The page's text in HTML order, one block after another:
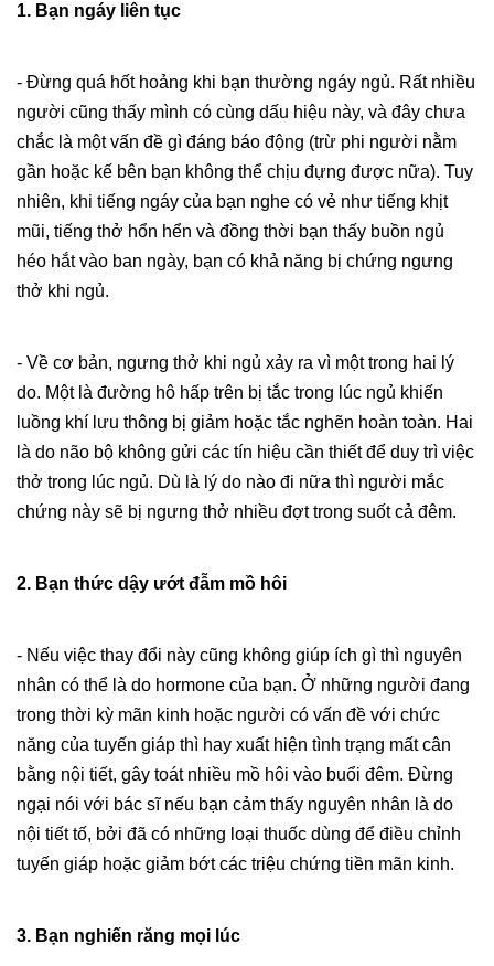
1. Bạn ngáy liên tục
- Đừng quá hốt hoảng khi bạn thường ngáy ngủ. Rất nhiều
người cũng thấy mình có cùng dấu hiệu này, và đây chưa
chắc là một vấn đề gì đáng báo động (trừ phi người nằm
gần hoặc kế bên bạn không thể chịu đựng được nữa). Tuy
nhiên, khi tiếng ngáy của bạn nghe có vẻ như tiếng khịt
mũi, tiếng thở hổn hển và đồng thời bạn thấy buồn ngủ
héo hắt vào ban ngày, bạn có khả năng bị chứng ngưng
thở khi ngủ.
- Về cơ bản, ngưng thở khi ngủ xảy ra vì một trong hai lý
do. Một là đường hô hấp trên bị tắc trong lúc ngủ khiến
luồng khí lưu thông bị giảm hoặc tắc nghẽn hoàn toàn. Hai
là do não bộ không gửi các tín hiệu cần thiết để duy trì việc
thở trong lúc ngủ. Dù là lý do nào đi nữa thì người mắc
chứng này sẽ bị ngưng thở nhiều đợt trong suốt cả đêm.
2. Bạn thức dậy ướt đẫm mồ hôi
- Nếu việc thay đổi này cũng không giúp ích gì thì nguyên
nhân có thể là do hormone của bạn. Ở những người đang
trong thời kỳ mãn kinh hoặc người có vấn đề với chức
năng của tuyến giáp thì hay xuất hiện tình trạng mất cân
bằng nội tiết, gây toát nhiều mồ hôi vào buổi đêm. Đừng
ngại nói với bác sĩ nếu bạn cảm thấy nguyên nhân là do
nội tiết tố, bởi đã có những loại thuốc dùng để điều chỉnh
tuyến giáp hoặc giảm bớt các triệu chứng tiền mãn kinh.
3. Bạn nghiến răng mọi lúc